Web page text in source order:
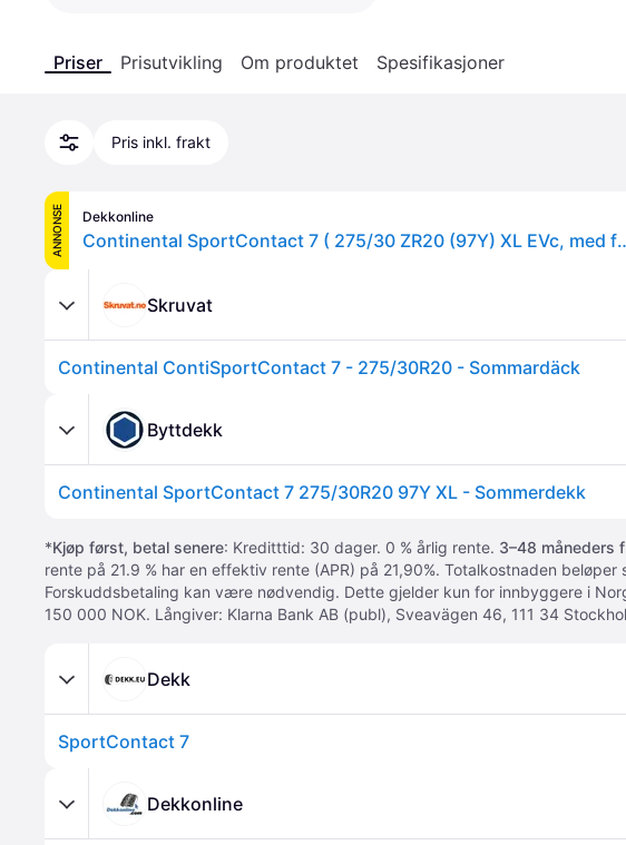
Priser Prisutvikling Om produktet Spesifikasjoner
Pris inkl. frakt
ANNONSE Dekkonline
Continental SportContact
Skruvat
Continental ContiSportContact 7 - 275/30R20 - Sommardäck
Byttdekk
Continental SportContact 7 275/30R20 97Y XL - Sommerdekk
*Kjøp først, betal senere: Kreditttid: 30 dager. 0 % årlig rente. 3–48 måneders
rente på 21.9 % har en effektiv rente (APR) på 21,90%. Totalkostnaden
Forskuddsbetaling kan være nødvendig. Dette gjelder kun for innbyggere i
150 000 NOK. Långiver: Klarna Bank AB (publ), Sveavägen 46, 111 34
Dekk
SportContact 7
Dekkonline